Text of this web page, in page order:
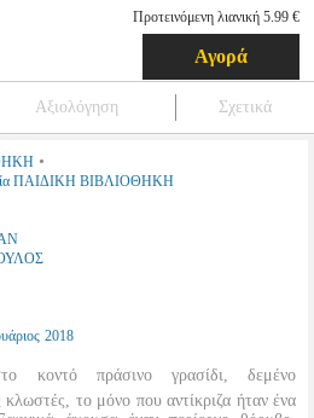
Προτεινόμενη λιανική 5.99 €
Αγορά
Αξιολόγηση Σχετικά
•
ΠΑΙΔΙΚΗ ΒΙΒΛΙΟΘΗΚΗ
2018
κοντό πράσινο γρασίδι, δεμένο
το μόνο που αντίκριζα ήταν ένα